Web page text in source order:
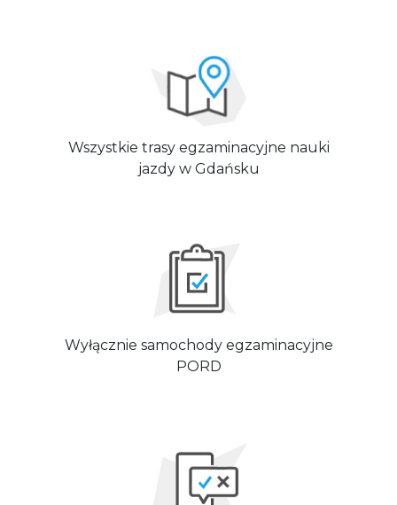
Wszystkie trasy egzaminacyjne nauki
jazdy w Gdańsku
Wyłącznie samochody egzaminacyjne
PORD